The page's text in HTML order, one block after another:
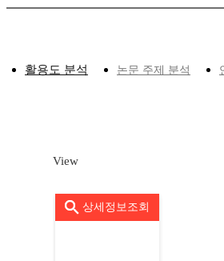
활용도 분석 논문 주제 분석
View
상세정보조회